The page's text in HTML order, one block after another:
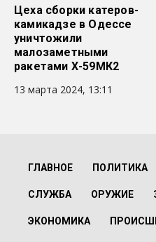
Цеха сборки катеров-
камикадзе в Одессе
уничтожили
малозаметными
ракетами Х-59МК2
13 марта 2024, 13:11
ГЛАВНОЕ ПОЛИТИКА
СЛУЖБА ОРУЖИЕ
ЭКОНОМИКА